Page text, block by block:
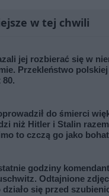
w tej chwili
jej rozbierać się w
Przekleństwo
80.
do śmierci
niż Hitler i Stalin
to czczą go jako
godziny
Odtajnione
działo się przed